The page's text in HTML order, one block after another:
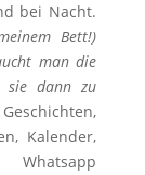
bei Nacht.
Bett!)
man die
sie dann zu
Kalender,
Whatsapp